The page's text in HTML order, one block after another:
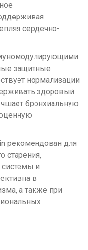
сердечно-
защитные
нормализации
здоровый
бронхиальную
рекомендован для
старения,
системы и
в
а также при